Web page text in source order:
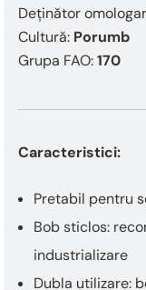
Deținător
Cultură: Porumb
Grupa FAO:170
Caracteristici:
Pretabil pentru
Bob sticlos:
industrializare
Dubla utilizare: